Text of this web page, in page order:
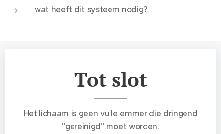
wat heeft dit systeem nodig?
Tot slot
Het lichaam is geen vuile emmer die dringend
"gereinigd" moet worden.